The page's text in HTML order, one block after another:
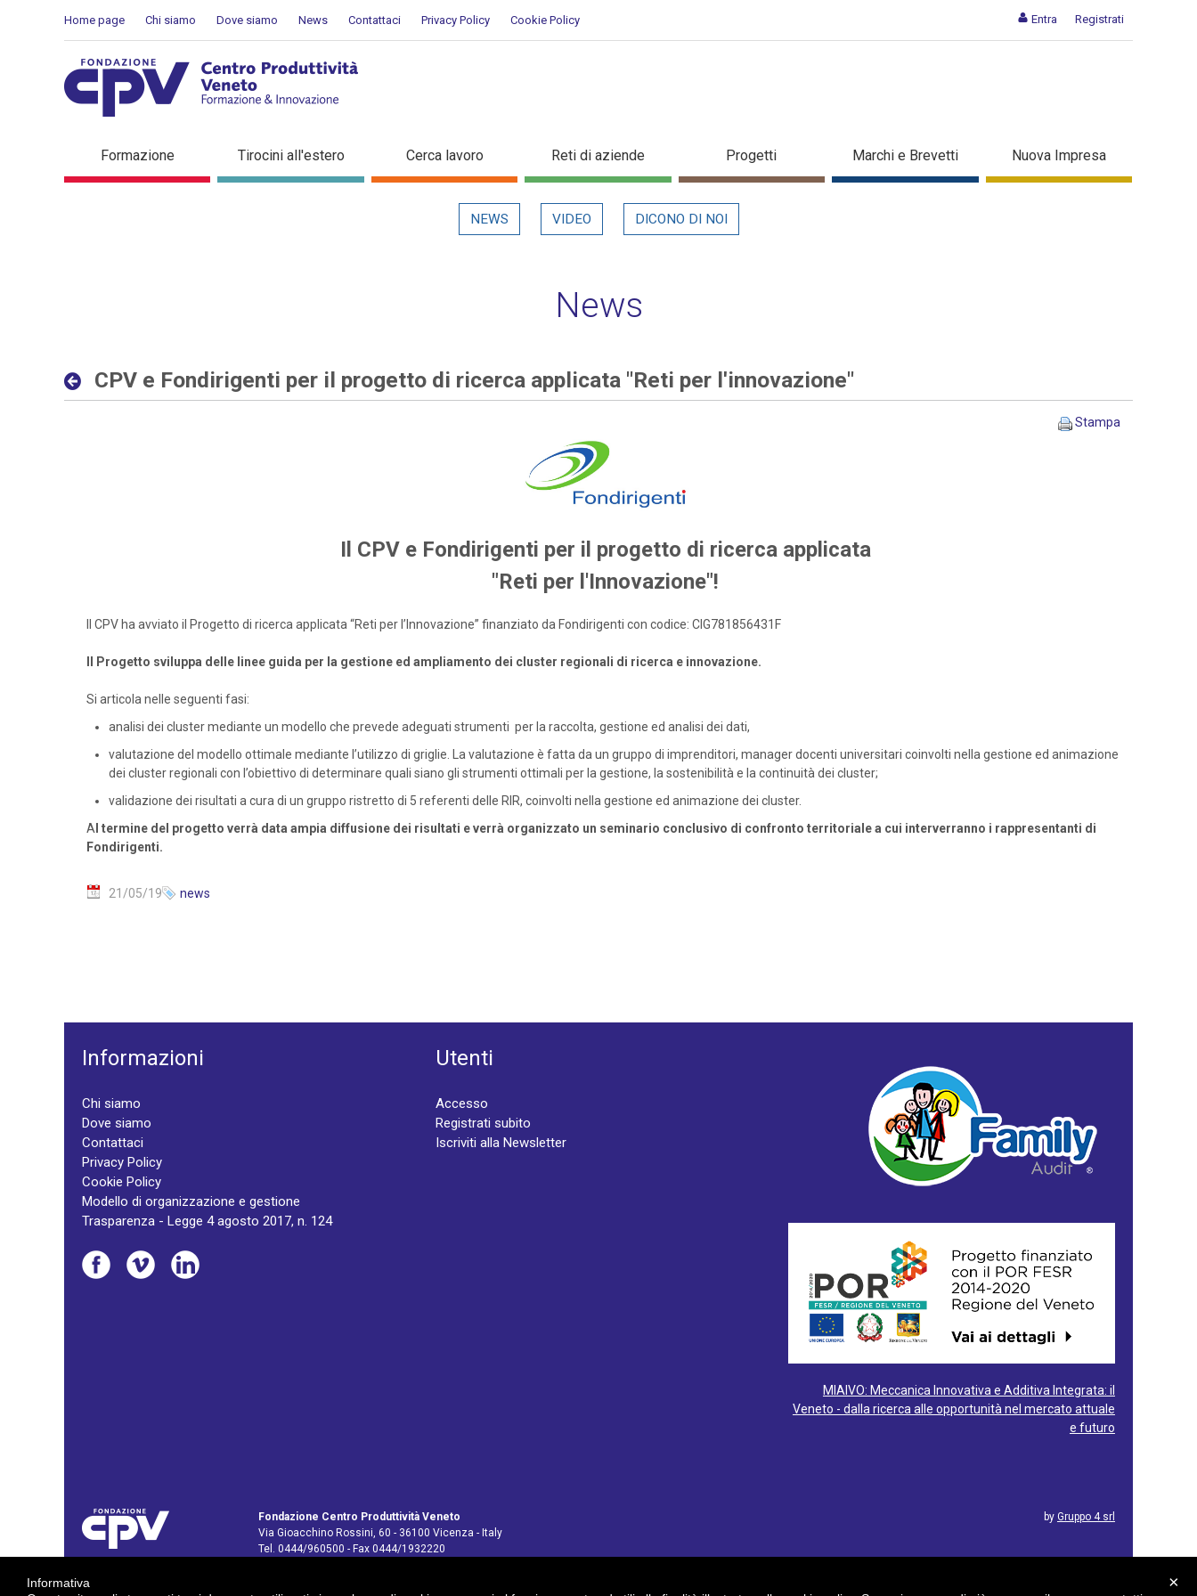
Entra Registrati
Home page Chi siamo Dove siamo News Contattaci Privacy Policy Cookie Policy
CPV e Fondirigenti per il progetto di ricerca applicata "Reti per l'innovazione" - Dettaglio
Formazione Tirocini all'estero Cerca lavoro Reti di aziende Progetti Marchi e Brevetti Nuova Impresa
NEWS VIDEO DICONO DI NOI
News
CPV e Fondirigenti per il progetto di ricerca applicata "Reti per l'innovazione"
Stampa
Il CPV e Fondirigenti per il progetto di ricerca applicata
"Reti per l'Innovazione"!
Il CPV ha avviato il Progetto di ricerca applicata “Reti per l’Innovazione” finanziato da Fondirigenti con codice: CIG781856431F
Il Progetto sviluppa delle linee guida per la gestione ed ampliamento dei cluster regionali di ricerca e innovazione.
Si articola nelle seguenti fasi:
analisi dei cluster mediante un modello che prevede adeguati strumenti per la raccolta, gestione ed analisi dei dati,
valutazione del modello ottimale mediante l’utilizzo di griglie. La valutazione è fatta da un gruppo di imprenditori, manager docenti universitari coinvolti nella gestione ed animazione
dei cluster regionali con l’obiettivo di determinare quali siano gli strumenti ottimali per la gestione, la sostenibilità e la continuità dei cluster;
validazione dei risultati a cura di un gruppo ristretto di 5 referenti delle RIR, coinvolti nella gestione ed animazione dei cluster.
A l termine del progetto verrà data ampia diffusione dei risultati e verrà organizzato un seminario conclusivo di confronto territoriale a cui interverranno i rappresentanti di
Fondirigenti.
21/05/19 news
Informazioni
Chi siamo
Dove siamo
Contattaci
Privacy Policy
Cookie Policy
Modello di organizzazione e gestione
Trasparenza - Legge 4 agosto 2017, n. 124
Utenti
Accesso
Registrati subito
Iscriviti alla Newsletter
MIAIVO: Meccanica Innovativa e Additiva Integrata: il
Veneto - dalla ricerca alle opportunità nel mercato attuale
e futuro
Fondazione Centro Produttività Veneto
Via Gioacchino Rossini, 60 - 36100 Vicenza - Italy
Tel. 0444/960500 - Fax 0444/1932220
by Gruppo 4 srl
×
Informativa